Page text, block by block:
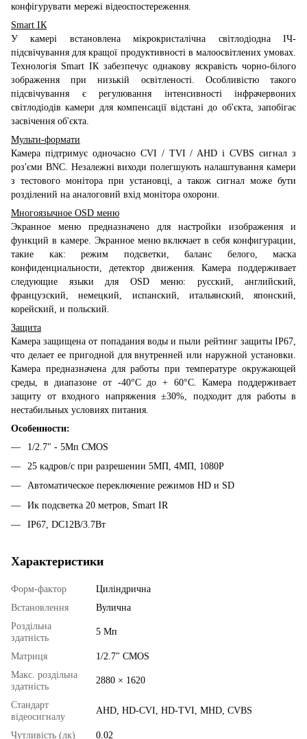
конфігурувати мережі відеоспостереження.
Smart ІК
У камері встановлена мікрокристалічна світлодіодна ІЧ-
підсвічування для кращої продуктивності в малоосвітлених умовах.
Технологія Smart ІК забезпечує однакову яскравість чорно-білого
зображення при низькій освітленості. Особливістю такого
підсвічування є регулювання інтенсивності інфрачервоних
світлодіодів камери для компенсації відстані до об'єкта, запобігає
засвічення об'єкта.
Мульти-формати
Камера підтримує одночасно CVI / TVI / AHD і CVBS сигнал з
роз'єми BNC. Незалежні виходи полегшують налаштування камери
з тестового монітора при установці, а також сигнал може бути
розділений на аналоговий вхід монітора охорони.
Многоязычное OSD меню
Экранное меню предназначено для настройки изображения и
функций в камере. Экранное меню включает в себя конфигурации,
такие как: режим подсветки, баланс белого, маска
конфиденциальности, детектор движения. Камера поддерживает
следующие языки для OSD меню: русский, английский,
французский, немецкий, испанский, итальянский, японский,
корейский, и польский.
Защита
Камера защищена от попадания воды и пыли рейтинг защиты IP67,
что делает ее пригодной для внутренней или наружной установки.
Камера предназначена для работы при температуре окружающей
среды, в диапазоне от -40°C до + 60°С. Камера поддерживает
защиту от входного напряжения ±30%, подходит для работы в
нестабильных условиях питания.
Особенности:
1/2.7" - 5Мп CMOS
25 кадров/с при разрешении 5МП, 4МП, 1080Р
Автоматическое переключение режимов HD и SD
Ик подсветка 20 метров, Smart IR
IP67, DC12В/3.7Вт
Характеристики
Форм-фактор
Циліндрична
Встановлення
Вулична
Роздільна
здатність
5 Мп
Матриця
1/2.7" CMOS
Макс. роздільна
здатність
2880 × 1620
Стандарт
відеосигналу
AHD, HD-CVI, HD-TVI, MHD, CVBS
Чутливість (лк) 0.02